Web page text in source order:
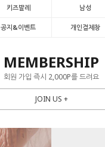
키즈발레 남성
공지&이벤트 개인결제창
MEMBERSHIP
회원 가입 즉시 2,000P를 드려요
JOIN US +